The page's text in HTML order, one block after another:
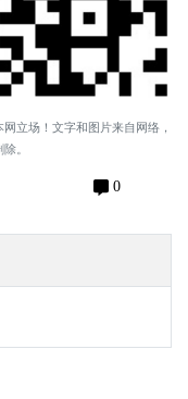
立场！文字和图片来自网络，
。
0